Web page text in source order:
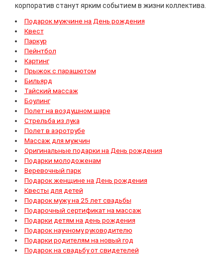
корпоратив станут ярким событием в жизни коллектива.
Подарок мужчине на День рождения
Квест
Паркур
Пейнтбол
Картинг
Прыжок с парашютом
Бильярд
Тайский массаж
Боулинг
Полет на воздушном шаре
Стрельба из лука
Полет в аэротрубе
Массаж для мужчин
Оригинальные подарки на День рождения
Подарки молодоженам
Веревочный парк
Подарок женщине на День рождения
Квесты для детей
Подарок мужу на 25 лет свадьбы
Подарочный сертификат на массаж
Подарки детям на день рождения
Подарок научному руководителю
Подарки родителям на новый год
Подарок на свадьбу от свидетелей